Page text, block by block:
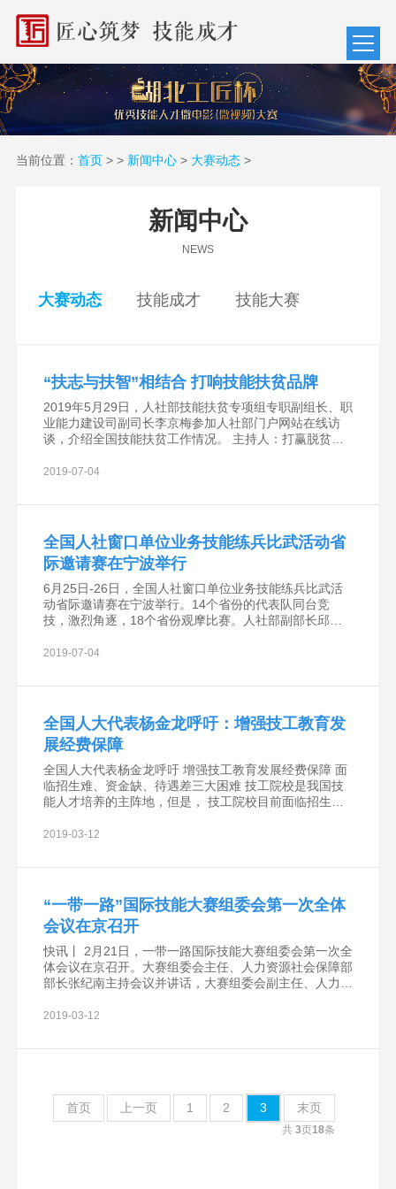
当前位置： 首页> > 新闻中心> 大赛动态>
新闻中心
NEWS
大赛动态 技能成才 技能大赛
“扶志与扶智”相结合 打响技能扶贫品牌
2019年5月29日，人社部技能扶贫专项组专职副组长、职
业能力建设司副司长李京梅参加人社部门户网站在线访
谈，介绍全国技能扶贫工作情况。 主持人：打赢脱贫攻
要内容。党的十八大以来，在以习近平同志为核
2019-07-04
全国人社窗口单位业务技能练兵比武活动省
际邀请赛在宁波举行
6月25日-26日，全国人社窗口单位业务技能练兵比武活
动省际邀请赛在宁波举行。14个省份的代表队同台竞
技，激烈角逐，18个省份观摩比赛。人社部副部长邱小
素质干部队伍的要求，为打造一支政治过硬、作风过硬
2019-07-04
全国人大代表杨金龙呼吁：增强技工教育发
展经费保障
全国人大代表杨金龙呼吁 增强技工教育发展经费保障 面
临招生难、资金缺、待遇差三大困难 技工院校是我国技
能人才培养的主阵地，但是， 技工院校目前面临招生
呼吁：国家要对技工院校、以及技工院校的师生
2019-03-12
“一带一路”国际技能大赛组委会第一次全体
会议在京召开
快讯丨 2月21日，一带一路国际技能大赛组委会第一次全
体会议在京召开。大赛组委会主任、人力资源社会保障部
部长张纪南主持会议并讲话，大赛组委会副主任、人力资
发展合作署副署长张茂于，大赛组委会副主
2019-03-12
首页 上一页 1 2 3 末页
共3页18条